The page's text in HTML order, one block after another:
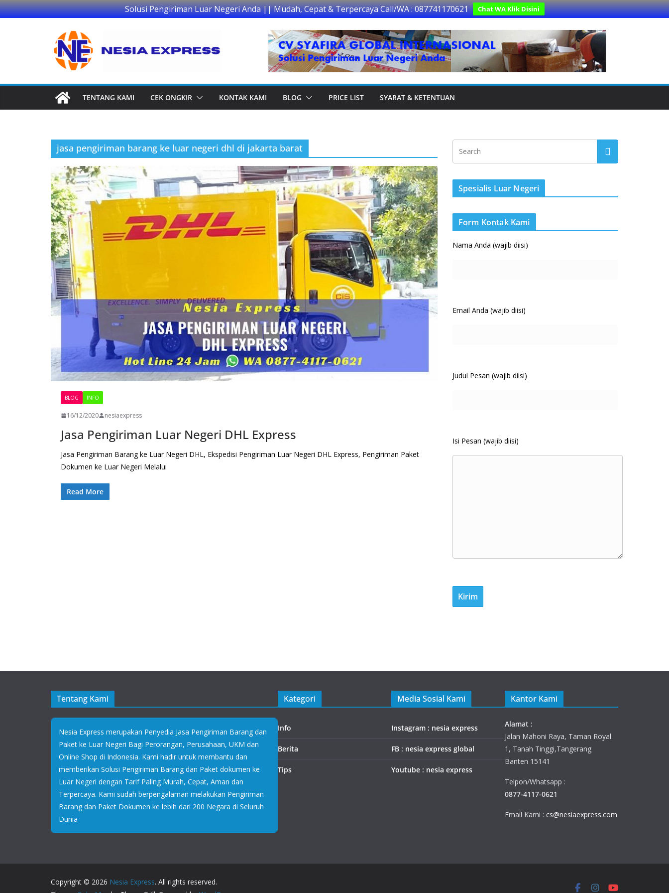
Solusi Pengiriman Luar Negeri Anda || Mudah, Cepat & Terpercaya Call/WA : 087741170621 Chat WA Klik Disini
TENTANG KAMI CEK ONGKIR KONTAK KAMI BLOG PRICE LIST SYARAT & KETENTUAN
jasa pengiriman barang ke luar negeri dhl di jakarta barat
BLOG INFO
16/12/2020 nesiaexpress
Jasa Pengiriman Luar Negeri DHL Express
Jasa Pengiriman Barang ke Luar Negeri DHL, Ekspedisi Pengiriman Luar Negeri DHL Express, Pengiriman Paket
Dokumen ke Luar Negeri Melalui
Read More
Spesialis Luar Negeri
Form Kontak Kami
Nama Anda (wajib diisi)
Email Anda (wajib diisi)
Judul Pesan (wajib diisi)
Isi Pesan (wajib diisi)
Tentang Kami
Nesia Express merupakan Penyedia Jasa Pengiriman Barang dan
Paket ke Luar Negeri Bagi Perorangan, Perusahaan, UKM dan
Online Shop di Indonesia. Kami hadir untuk membantu dan
memberikan Solusi Pengiriman Barang dan Paket dokumen ke
Luar Negeri dengan Tarif Paling Murah, Cepat, Aman dan
Terpercaya. Kami sudah berpengalaman melakukan Pengiriman
Barang dan Paket Dokumen ke lebih dari 200 Negara di Seluruh
Dunia
Kategori
Info
Berita
Tips
Media Sosial Kami
Instagram : nesia express
FB : nesia express global
Youtube : nesia express
Kantor Kami
Alamat :
Jalan Mahoni Raya, Taman Royal
1, Tanah Tinggi,Tangerang
Banten 15141
Telpon/Whatsapp :
0877-4117-0621
Email Kami : cs@nesiaexpress.com
Copyright © 2026 Nesia Express. All rights reserved.